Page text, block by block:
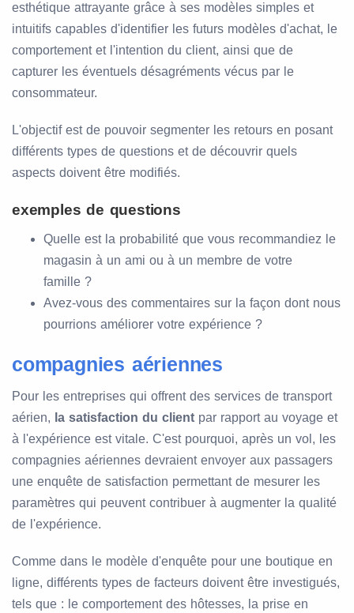
esthétique attrayante grâce à ses modèles simples et
intuitifs capables d'identifier les futurs modèles d'achat, le
comportement et l'intention du client, ainsi que de
capturer les éventuels désagréments vécus par le
consommateur.
L'objectif est de pouvoir segmenter les retours en posant
différents types de questions et de découvrir quels
aspects doivent être modifiés.
exemples de questions
Quelle est la probabilité que vous recommandiez le
magasin à un ami ou à un membre de votre
famille ?
Avez-vous des commentaires sur la façon dont nous
pourrions améliorer votre expérience ?
compagnies aériennes
Pour les entreprises qui offrent des services de transport
aérien, la satisfaction du client par rapport au voyage et
à l'expérience est vitale. C'est pourquoi, après un vol, les
compagnies aériennes devraient envoyer aux passagers
une enquête de satisfaction permettant de mesurer les
paramètres qui peuvent contribuer à augmenter la qualité
de l'expérience.
Comme dans le modèle d'enquête pour une boutique en
ligne, différents types de facteurs doivent être investigués,
tels que : le comportement des hôtesses, la prise en